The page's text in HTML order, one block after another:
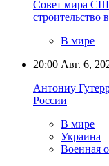
Совет мира
строительство
В мире
20:00 Авг. 6,
Антониу
России
В мире
Украина
Военная